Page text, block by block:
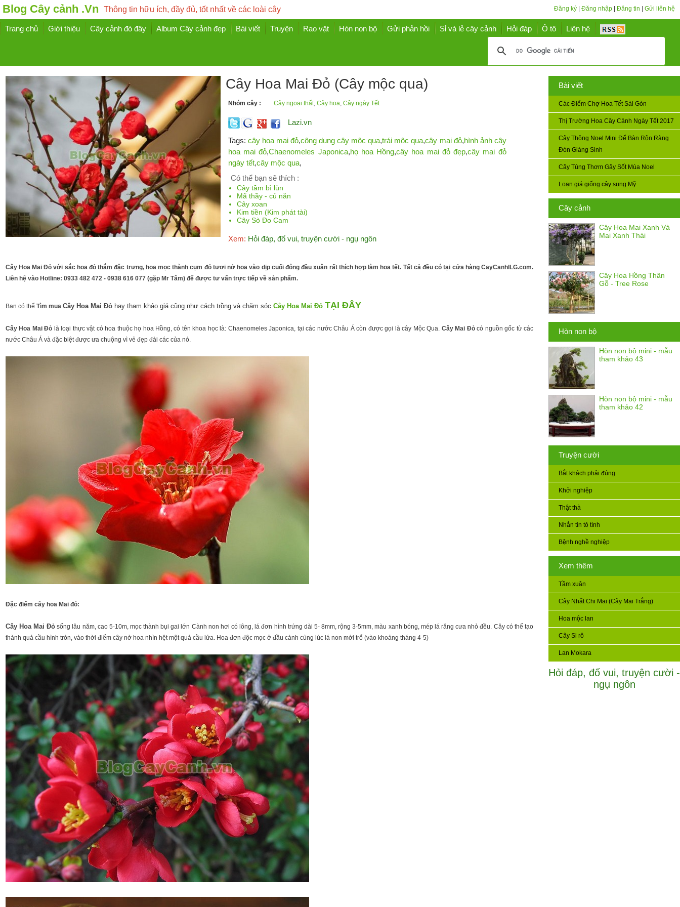
Blog Cây cảnh .Vn Thông tin hữu ích, đầy đủ, tốt nhất về các loài cây Đăng ký Đăng nhập Đăng tin Gửi liên hệ
Trang chủ Giới thiệu Cây cảnh đó đây Album Cây cảnh đẹp Bài viết Truyện Rao vặt Hòn non bộ Gửi phản hồi Sỉ và lẻ cây cảnh Hỏi đáp Ô tô Liên hệ
Bài viết
Các Điểm Chợ Hoa Tết Sài Gòn
Thị Trường Hoa Cây Cảnh Ngày Tết 2017
Cây Thông Noel Mini Để Bàn Rộn Ràng
Đón Giáng Sinh
Cây Tùng Thơm Gây Sốt Mùa Noel
Loạn giá giống cây sung Mỹ
Cây cảnh
Cây Hoa Mai Xanh Và
Mai Xanh Thái
Cây Hoa Hồng Thân
Gỗ - Tree Rose
Hòn non bộ
Hòn non bộ mini - mẫu
tham khảo 43
Hòn non bộ mini - mẫu
tham khảo 42
Truyện cười
Bắt khách phải đúng
Khởi nghiệp
Thật thà
Nhắn tin tỏ tình
Bệnh nghề nghiệp
Xem thêm
Tầm xuân
Cây Nhất Chi Mai (Cây Mai Trắng)
Hoa mộc lan
Cây Si rô
Lan Mokara
Hỏi đáp, đố vui, truyện cười -
ngụ ngôn
Cây Hoa Mai Đỏ (Cây mộc qua)
Nhóm cây : Cây ngoại thất, Cây hoa, Cây ngày Tết
Lazi.vn
Tags: cây hoa mai đỏ,công dụng cây mộc qua,trái mộc qua,cây mai đỏ,hình ảnh cây
hoa mai đỏ,Chaenomeles Japonica,họ hoa Hồng,cây hoa mai đỏ đẹp,cây mai đỏ
ngày tết,cây mộc qua,
Có thể bạn sẽ thích :
Cây tầm bì lùn
Mã thầy - củ năn
Cây xoan
Kim tiền (Kim phát tài)
Cây Sò Đo Cam
Xem: Hỏi đáp, đố vui, truyện cười - ngụ ngôn
​Cây Hoa Mai Đỏ với sắc hoa đỏ thắm đặc trưng, hoa mọc thành cụm đỏ tươi nở hoa vào dịp cuối đông đầu xuân rất thích hợp làm hoa tết. Tất cả đều có tại cửa hàng CayCanhILG.com.
Liên hệ vào Hotline: 0933 482 472 - 0938 616 077 (gặp Mr Tâm) để được tư vấn trực tiếp về sản phẩm.
Bạn có thể Tìm mua Cây Hoa Mai Đỏ hay tham khảo giá cũng như cách trồng và chăm sóc Cây Hoa Mai Đỏ TẠI ĐÂY
Cây Hoa Mai Đỏ là loại thực vật có hoa thuộc họ hoa Hồng, có tên khoa học là: Chaenomeles Japonica, tại các nước Châu Á còn được gọi là cây Mộc Qua. Cây Mai Đỏcó nguồn gốc từ các
nước Châu Á và đặc biệt được ưa chuộng vì vẻ đẹp đài các của nó.
Đặc điểm cây hoa Mai đỏ:
Cây Hoa Mai Đỏ sống lâu năm, cao 5-10m, mọc thành bụi gai lớn Cành non hơi có lông, lá đơn hình trứng dài 5- 8mm, rộng 3-5mm, màu xanh bóng, mép lá răng cưa nhỏ đều. Cây có thể tạo
thành quả cầu hình tròn, vào thời điểm cây nở hoa nhìn hệt một quả cầu lửa. Hoa đơn độc mọc ở đầu cành cùng lúc lá non mới trổ (vào khoảng tháng 4-5)